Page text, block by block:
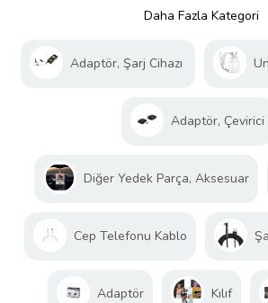
Daha Fazla Kategori
Adaptör, Şarj Cihazı
Adaptör, Çevirici
Diğer Yedek Parça, Aksesuar
Cep Telefonu Kablo
Adaptör Kılıf